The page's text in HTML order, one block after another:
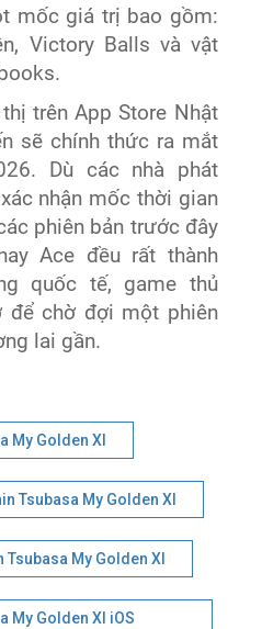
mốc giá trị bao gồm:
Victory Balls và vật
trên App Store Nhật
sẽ chính thức ra mắt
Dù các nhà phát
nhận mốc thời gian
phiên bản trước đây
Ace đều rất thành
quốc tế, game thủ
để chờ đợi một phiên
lai gần.
My Golden XI
Tsubasa My Golden XI
Tsubasa My Golden XI
My Golden XI iOS